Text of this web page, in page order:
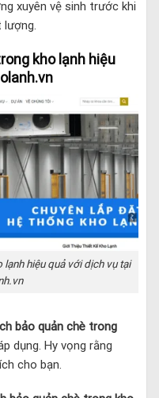
xuyên vệ sinh trước khi
lượng.
kho lạnh hiệu
hiệu quả với dịch vụ tại
bảo quản chè trong
dụng. Hy vọng rằng
cho bạn.